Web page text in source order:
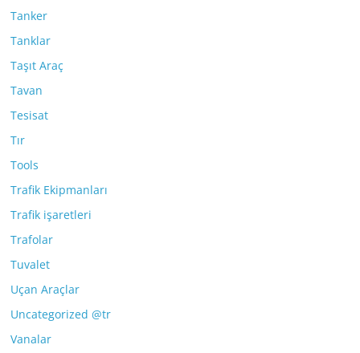
Tanker
Tanklar
Taşıt Araç
Tavan
Tesisat
Tır
Tools
Trafik Ekipmanları
Trafik işaretleri
Trafolar
Tuvalet
Uçan Araçlar
Uncategorized @tr
Vanalar